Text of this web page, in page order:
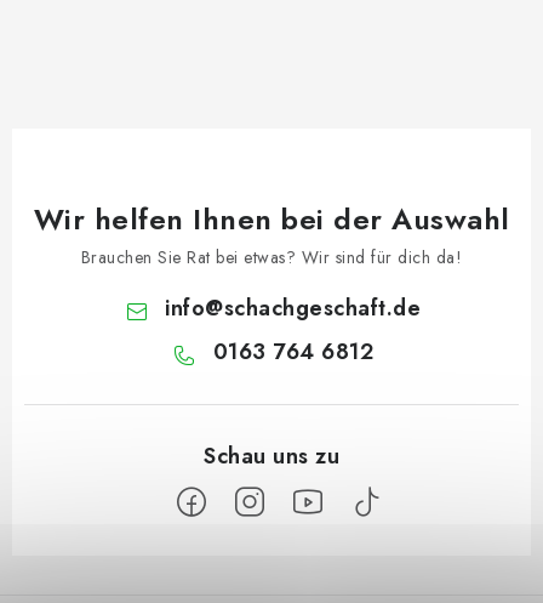
Wir helfen Ihnen bei der Auswahl
Brauchen Sie Rat bei etwas? Wir sind für dich da!
info@schachgeschaft.de
0163 764 6812